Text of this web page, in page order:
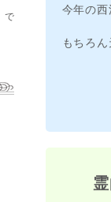
今年の
もちろ
で